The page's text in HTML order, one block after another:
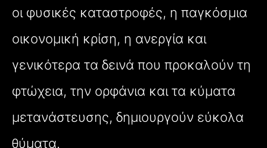
οι φυσικές καταστροφές, η παγκόσμια
οικονομική κρίση, η ανεργία και
γενικότερα τα δεινά που προκαλούν τη
φτώχεια, την ορφάνια και τα κύματα
μετανάστευσης, δημιουργούν εύκολα
θύματα.